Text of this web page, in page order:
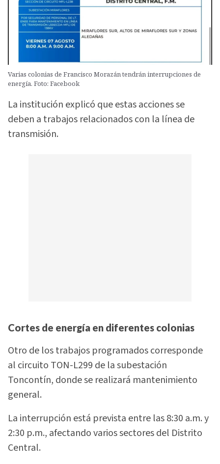
Varias colonias de Francisco Morazán tendrán interrupciones de
energía. Foto: Facebook
La institución explicó que estas acciones se
deben a trabajos relacionados con la línea de
transmisión.
Cortes de energía en diferentes colonias
Otro de los trabajos programados corresponde
al circuito TON-L299 de la subestación
Toncontín, donde se realizará mantenimiento
general.
La interrupción está prevista entre las 8:30 a.m. y
2:30 p.m., afectando varios sectores del Distrito
Central.